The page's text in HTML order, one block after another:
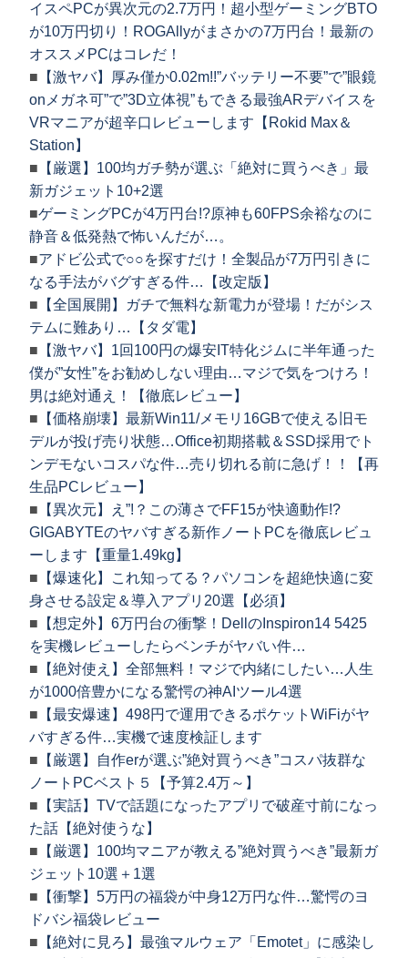
イスペPCが異次元の2.7万円！超小型ゲーミングBTO
が10万円切り！ROGAllyがまさかの7万円台！最新の
オススメPCはコレだ！
■ 【激ヤバ】厚み僅か0.02m!!”バッテリー不要”で”眼鏡
onメガネ可”で”3D立体視”もできる最強ARデバイスを
VRマニアが超辛口レビューします【Rokid Max＆
Station】
■ 【厳選】100均ガチ勢が選ぶ「絶対に買うべき」最
新ガジェット10+2選
■ゲーミングPCが4万円台!?原神も60FPS余裕なのに
静音＆低発熱で怖いんだが…。
■アドビ公式で○○を探すだけ！全製品が7万円引きに
なる手法がバグすぎる件…【改定版】
■ 【全国展開】ガチで無料な新電力が登場！だがシス
テムに難あり…【タダ電】
■ 【激ヤバ】1回100円の爆安IT特化ジムに半年通った
僕が”女性”をお勧めしない理由…マジで気をつけろ！
男は絶対通え！【徹底レビュー】
■ 【価格崩壊】最新Win11/メモリ16GBで使える旧モ
デルが投げ売り状態…Office初期搭載＆SSD採用でト
ンデモないコスパな件…売り切れる前に急げ！！【再
生品PCレビュー】
■ 【異次元】え”!？この薄さでFF15が快適動作!?
GIGABYTEのヤバすぎる新作ノートPCを徹底レビュ
ーします【重量1.49kg】
■ 【爆速化】これ知ってる？パソコンを超絶快適に変
身させる設定＆導入アプリ20選【必須】
■ 【想定外】6万円台の衝撃！DellのInspiron14 5425
を実機レビューしたらベンチがヤバい件…
■ 【絶対使え】全部無料！マジで内緒にしたい…人生
が1000倍豊かになる驚愕の神AIツール4選
■ 【最安爆速】498円で運用できるポケットWiFiがヤ
バすぎる件…実機で速度検証します
■ 【厳選】自作erが選ぶ”絶対買うべき”コスパ抜群な
ノートPCベスト５【予算2.4万～】
■ 【実話】TVで話題になったアプリで破産寸前になっ
た話【絶対使うな】
■ 【厳選】100均マニアが教える”絶対買うべき”最新ガ
ジェット10選＋1選
■ 【衝撃】5万円の福袋が中身12万円な件…驚愕のヨ
ドバシ福袋レビュー
■ 【絶対に見ろ】最強マルウェア「Emotet」に感染し